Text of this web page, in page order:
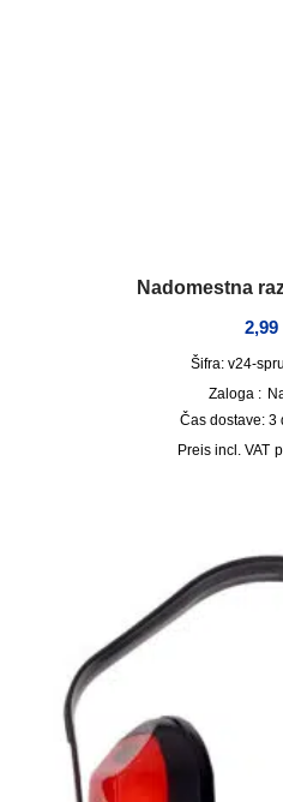
Nadomestna
2,99
Šifra: v24-
Zaloga :
Čas dostave: 3
incl. VAT